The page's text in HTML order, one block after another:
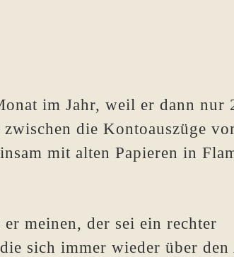
im Jahr, weil er dann nur
die Kontoauszüge
mit alten Papieren in
meinen, der sei ein rechter
sich immer wieder über den